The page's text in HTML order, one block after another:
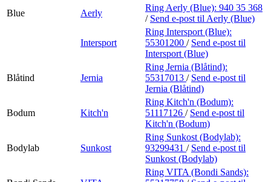
Blue
Aerly
Ring Aerly (Blue): 940 35 368
/ Send e-post til Aerly (Blue)
Intersport
Ring Intersport (Blue):
55301200 / Send e-post til
Intersport (Blue)
Blåtind Jernia
Ring Jernia (Blåtind):
55317013 / Send e-post til
Jernia (Blåtind)
Bodum Kitch'n
Ring Kitch'n (Bodum):
51117126 / Send e-post til
Kitch'n (Bodum)
Bodylab Sunkost
Ring Sunkost (Bodylab):
93299431 / Send e-post til
Sunkost (Bodylab)
Ring VITA (Bondi Sands):